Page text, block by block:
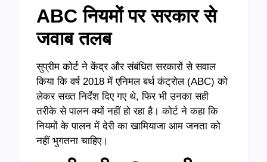
ABC नियमों पर सरकार से
जवाब तलब
सुप्रीम कोर्ट ने केंद्र और संबंधित सरकारों से सवाल
किया कि वर्ष 2018 में एनिमल बर्थ कंट्रोल (ABC) को
लेकर सख्त निर्देश दिए गए थे, फिर भी उनका सही
तरीके से पालन क्यों नहीं हो रहा है। कोर्ट ने कहा कि
नियमों के पालन में देरी का खामियाजा आम जनता को
नहीं भुगतना चाहिए।